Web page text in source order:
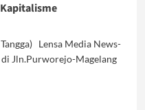
Lensa Media News-
Jln.Purworejo-Magelang